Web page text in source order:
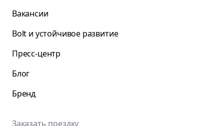
Вакансии
Bolt и устойчивое развитие
Пресс-центр
Блог
Бренд
Заказать поездку